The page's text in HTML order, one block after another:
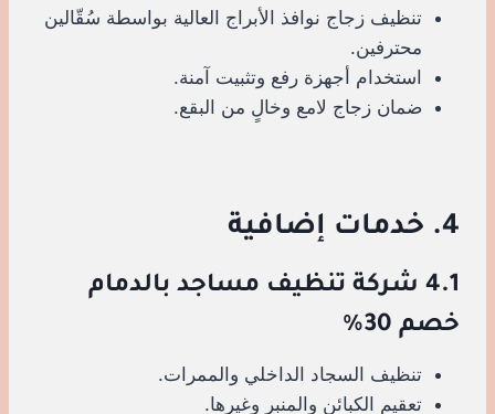
تنظيف زجاج نوافذ الأبراج العالية بواسطة سُقّالين
محترفين.
استخدام أجهزة رفع وتثبيت آمنة.
ضمان زجاج لامع وخالٍ من البقع.
4. خدمات إضافية
4.1 شركة تنظيف مساجد بالدمام
خصم 30%
تنظيف السجاد الداخلي والممرات.
تعقيم الكبائن والمنبر وغيرها.